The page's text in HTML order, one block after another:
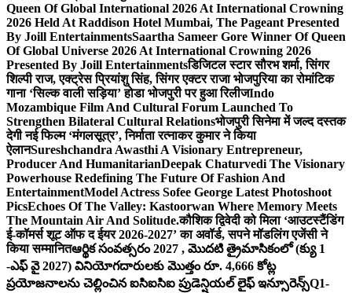
Queen Of Global International 2026 At International Crowning
2026 Held At Raddison Hotel Mumbai, The Pageant Presented
By Joill EntertainmentsSaartha Sameer Gore Winner Of Queen
Of Global Universe 2026 At International Crowning 2026
Presented By Joill Entertainmentsडिजिटल स्टार सौरभ शर्मा, सिंगर
शिल्पी राज, एक्ट्रेस प्रियांशु सिंह, सिंगर एक्टर राजा भोजपुरिया का रोमांटिक
गाना ‘सिल्क वाली सड़िया’ होडा भोजपुरी पर हुआ रिलीजIndo
Mozambique Film And Cultural Forum Launched To
Strengthen Bilateral Cultural Relationsभोजपुरी सिनेमा में जल्द दस्तक
देगी नई फिल्म ‘मंगलसूत्र’, निर्माता रत्नाकर कुमार ने किया
ऐलानSureshchandra Awasthi A Visionary Entrepreneur,
Producer And HumanitarianDeepak Chaturvedi The Visionary
Powerhouse Redefining The Future Of Fashion And
EntertainmentModel Actress Sofee George Latest Photoshoot
PicsEchoes Of The Valley: Kastoorwan Where Memory Meets
The Mountain Air And Solitude.कौशिक द्विवेदी को मिला ‘आउटस्टैंडिंग
ई-कॉमर्स शूट ऑफ द ईयर 2026-2027’ का अवॉर्ड, सपने मॉडलिंग एजेंसी ने
किया सम्मानितఆర్థిక సంవత్సరం 2027 , మొదటి త్రైమాసికంలో (క్యు 1
-ఎఫ్ వై 2027) వినియోగదారులకు మొత్తం రూ. 4,666 కోట్ల
ప్రయోజనాలను చెల్లించిన ఐసిఐసిఐ ప్రుడెన్షియల్ లైఫ్ ఇన్సూరెన్స్Q1-